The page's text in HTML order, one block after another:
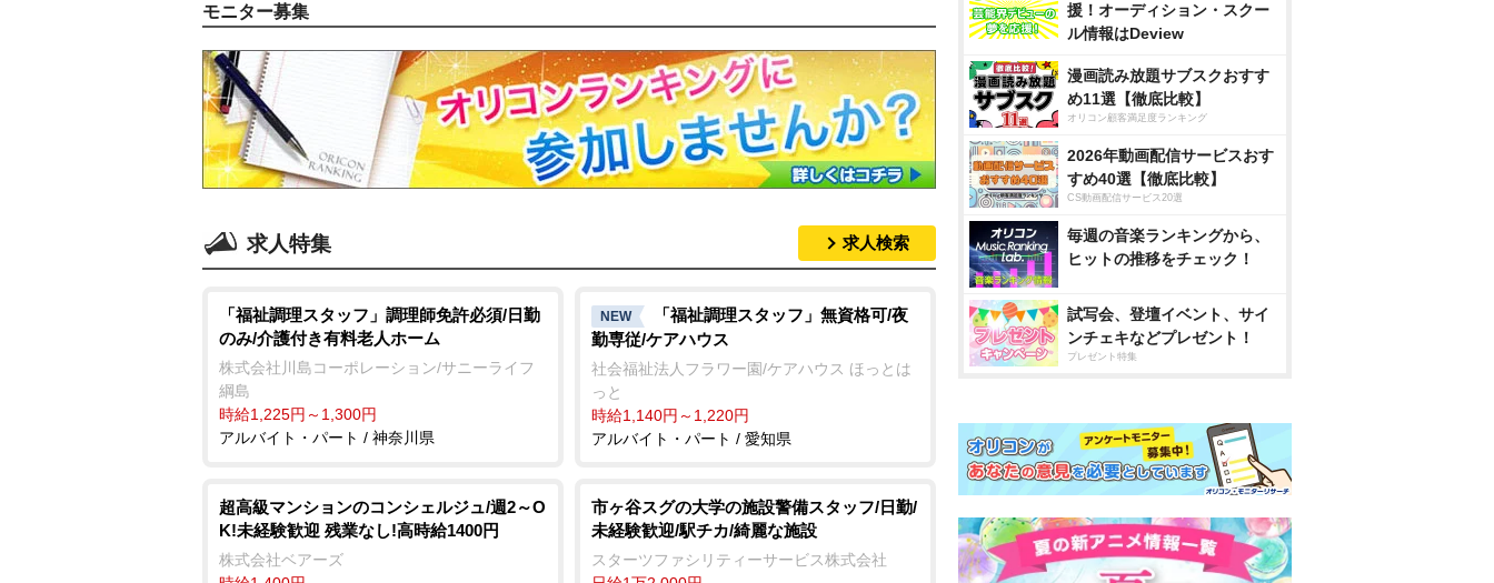
モニター募集
求人特集 求人検索
「福祉調理スタッフ」調理師免許必須/日勤
のみ/介護付き有料老人ホーム
株式会社川島コーポレーション/サニーライフ
綱島
時給1,225円～1,300円
アルバイト・パート / 神奈川県
NEW
「福祉調理スタッフ」無資格可/夜
勤専従/ケアハウス
社会福祉法人フラワー園/ケアハウス ほっとは
っと
時給1,140円～1,220円
アルバイト・パート / 愛知県
超高級マンションのコンシェルジュ/週2～O
K!未経験歓迎 残業なし!高時給1400円
株式会社ベアーズ
市ヶ谷スグの大学の施設警備スタッフ/日勤/
未経験歓迎/駅チカ/綺麗な施設
スターツファシリティーサービス株式会社
援！オーディション・スクー
ル情報はDeview
漫画読み放題サブスクおすす
め11選【徹底比較】
オリコン顧客満足度ランキング
2026年動画配信サービスおす
すめ40選【徹底比較】
CS動画配信サービス20選
毎週の音楽ランキングから、
ヒットの推移をチェック！
試写会、登壇イベント、サイ
ンチェキなどプレゼント！
プレゼント特集